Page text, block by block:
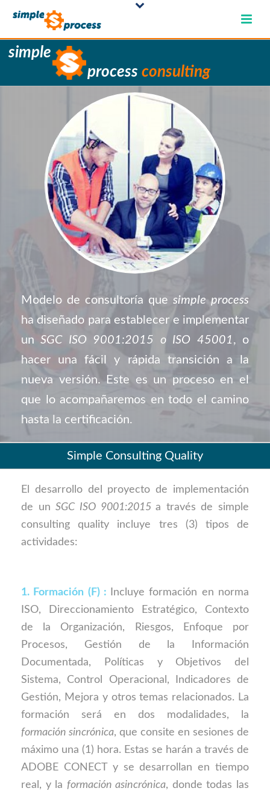
simple
process consulting
Modelo de consultoría que simple process
ha diseñado para establecer e implementar
unSGC ISO 9001:2015 o ISO 45001, o
hacer una fácil y rápida transición a la
nueva versión. Este es un proceso en el
que lo acompañaremos en todo el camino
hasta la certificación.
Simple Consulting Quality
El desarrollo del proyecto de implementación
de unSGC ISO 9001:2015a través de simple
consulting quality incluye tres (3) tipos de
actividades:
1. Formación (F) :
Incluye formación en norma
ISO, Direccionamiento Estratégico, Contexto
de la Organización, Riesgos, Enfoque por
Procesos, Gestión de la Información
Documentada, Políticas y Objetivos del
Sistema, Control Operacional, Indicadores de
Gestión, Mejora y otros temas relacionados. La
formación será en dos modalidades, la
formación sincrónica, que consite en sesiones de
máximo una (1) hora. Estas se harán a través de
ADOBE CONECT y se desarrollan en tiempo
real, y la formación asincrónica, donde todas las